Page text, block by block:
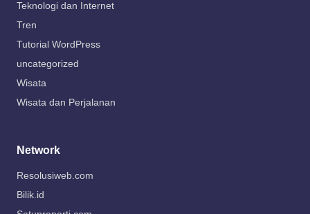
Teknologi dan Internet
Tren
Tutorial WordPress
uncategorized
Wisata
Wisata dan Perjalanan
Network
Resolusiweb.com
Bilik.id